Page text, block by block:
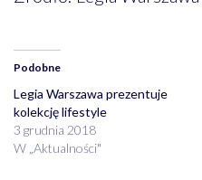
Podobne
Legia Warszawa prezentuje
kolekcję lifestyle
3 grudnia 2018
W „Aktualności"